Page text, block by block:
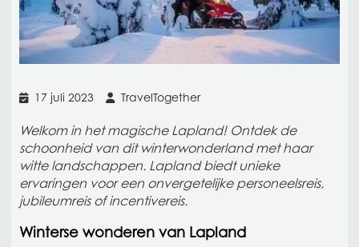
17 juli 2023 TravelTogether
Welkom in het magische Lapland! Ontdek de
schoonheid van dit winterwonderland met haar
witte landschappen. Lapland biedt unieke
ervaringen voor een onvergetelijke personeelsreis,
jubileumreis of incentivereis.
Winterse wonderen van Lapland